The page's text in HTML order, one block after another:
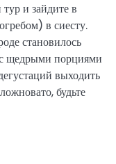
и зайдите в
в сиесту.
становилось
щедрыми порциями
выходить
будьте